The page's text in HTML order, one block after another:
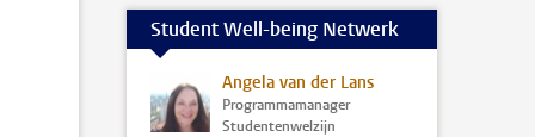
Student Well-being Netwerk
Angela van der Lans
Programmamanager
Studentenwelzijn